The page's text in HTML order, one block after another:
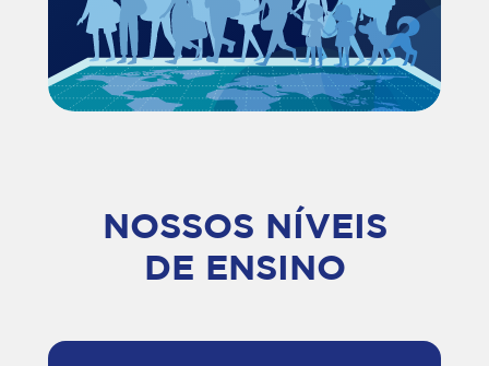
NOSSOS NÍVEIS
DE ENSINO